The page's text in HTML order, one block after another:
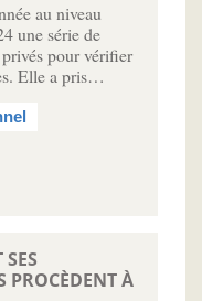
au niveau
une série de
pour vérifier
Elle a pris…
PROCÈDENT À